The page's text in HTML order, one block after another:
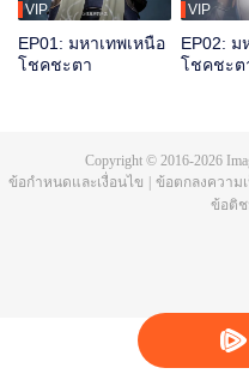
VIP
EP01: มหาเทพเหนือ
โชคชะตา
VIP
EP02: ม
โชคชะต
Copyright © 2016-2026
ข้อกำหนดและเงื่อนไข
ข้อตกลงความ
ข้อติ